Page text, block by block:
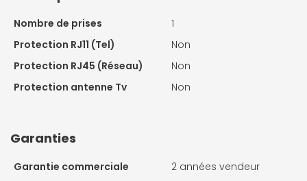
Nombre de prises
1
Protection RJ11 (Tel)
Non
Protection RJ45 (Réseau)
Non
Protection antenne Tv
Non
Garanties
Garantie commerciale
2 années vendeur